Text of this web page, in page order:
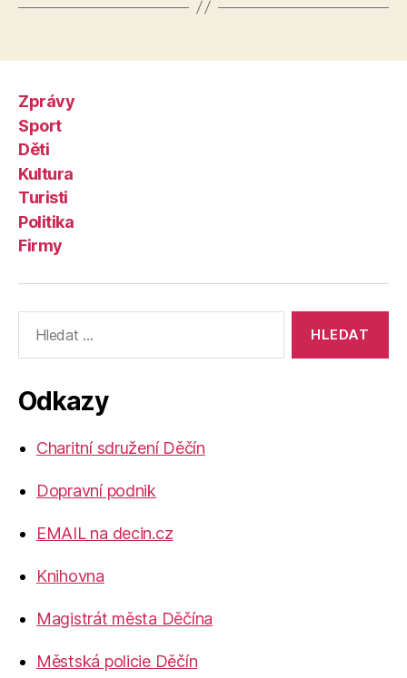
Zprávy
Sport
Děti
Kultura
Turisti
Politika
Firmy
vyhledávání:
Odkazy
Charitní sdružení Děčín
Dopravní podnik
EMAIL na decin.cz
Knihovna
Magistrát města Děčína
Městská policie Děčín